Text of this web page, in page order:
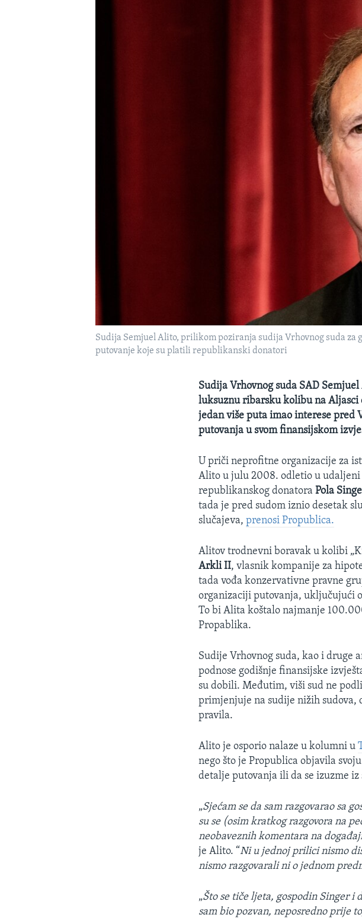
Sudija Semjuel Alito, prilikom poziranja sudija Vrhovnog suda
putovanje koje su platili republikanski donatori
Sudija Vrhovnog suda SAD
luksuznu ribarsku kolibu na
jedan više puta imao interese
putovanja u svom finansijskom
U priči neprofitne organizacije za
Alito u julu 2008. odletio u
republikanskog donatoraPola
tada je pred sudom iznio desetak
slučajeva,prenosi Propublica.
Alitov trodnevni boravak u kolibi
Arkli II, vlasnik kompanije za
tada vođa konzervativne pravne
organizaciji putovanja, uključujući
To bi Alita koštalo najmanje
Propablika.
Sudije Vrhovnog suda, kao i druge
podnose godišnje finansijske
su dobili. Međutim, viši sud ne
primjenjuje na sudije nižih sudova,
pravila.
Alito je osporio nalaze u kolumni u
nego što je Propublica objavila
detalje putovanja ili da se izuzme
„Sjećam se da sam razgovarao sa
su se (osim kratkog razgovora na
neobaveznih komentara na
je Alito. “Ni u jednoj prilici nismo
nismo razgovarali ni o jednom
„Što se tiče ljeta, gospodin Singer i
sam bio pozvan, neposredno prije